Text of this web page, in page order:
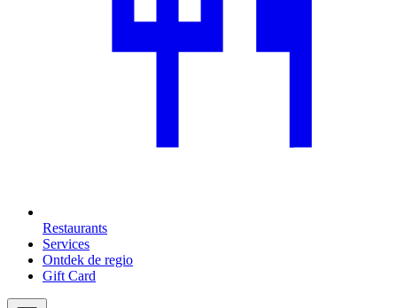
Restaurants
Services
Ontdek de regio
Gift Card